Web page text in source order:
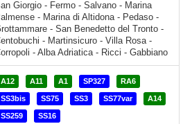
A12 A11 A1 SP327 RA6
SS3bis SS75 SS3 SS77var A14
SS259 SS16